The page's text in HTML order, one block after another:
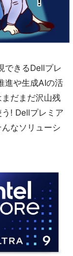
できるDellプレ
進や生成AIの活
だまだ沢山残
! Dellプレミア
なソリューシ